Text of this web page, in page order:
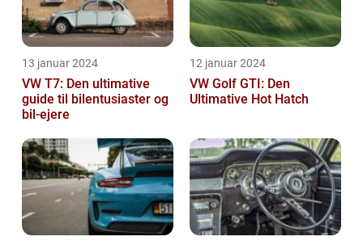
13 januar 2024
VW T7: Den ultimative
guide til bilentusiaster og
bil-ejere
12 januar 2024
VW Golf GTI: Den
Ultimative Hot Hatch